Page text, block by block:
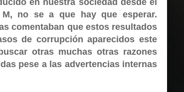
en nuestra sociedad desde el
no se a que hay que esperar.
comentaban que estos resultados
de corrupción aparecidos este
otras muchas otras razones
pese a las advertencias internas